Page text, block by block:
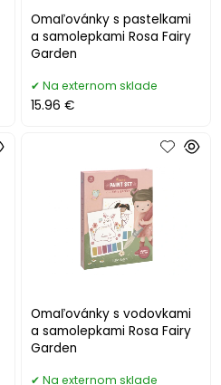
Omaľovánky s pastelkami
a samolepkami Rosa Fairy
Garden
Na externom sklade
15.96 €
Omaľovánky s vodovkami
a samolepkami Rosa Fairy
Garden
Na externom sklade